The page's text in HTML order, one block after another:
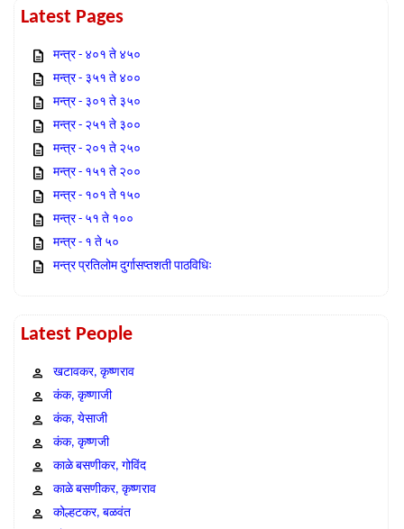
Latest Pages
मन्त्र - ४०१ ते ४५०
मन्त्र - ३५१ ते ४००
मन्त्र - ३०१ ते ३५०
मन्त्र - २५१ ते ३००
मन्त्र - २०१ ते २५०
मन्त्र - १५१ ते २००
मन्त्र - १०१ ते १५०
मन्त्र - ५१ ते १००
मन्त्र - १ ते ५०
मन्त्र प्रतिलोम दुर्गासप्तशती पाठविधिः
Latest People
खटावकर, कृष्णराव
कंक, कृष्णाजी
कंक, येसाजी
कंक, कृष्णजी
काळे बसणीकर, गोविंद
काळे बसणीकर, कृष्णराव
कोल्हटकर, बळवंत